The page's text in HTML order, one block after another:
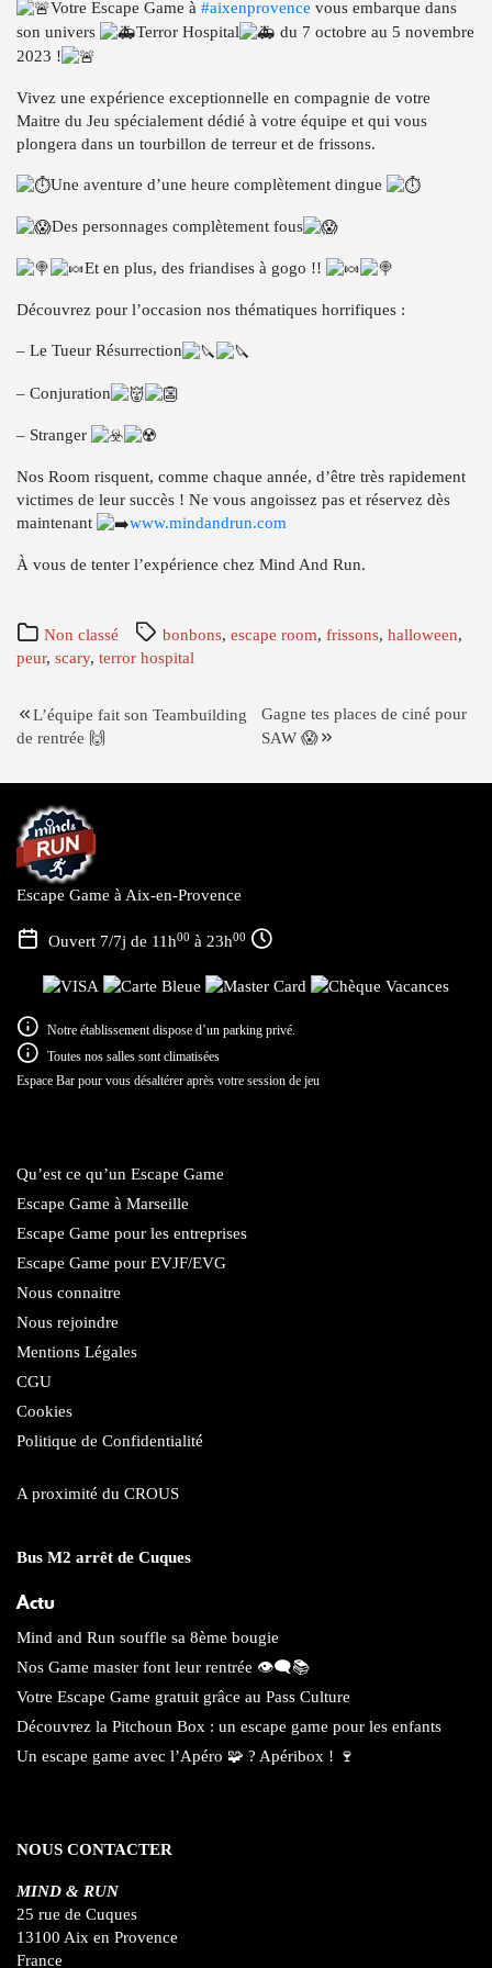
Votre Escape Game à #aixenprovence vous embarque dans
son univers
Terror Hospital
du 7 octobre au 5 novembre
2023 !
Vivez une expérience exceptionnelle en compagnie de votre
Maitre du Jeu spécialement dédié à votre équipe et qui vous
plongera dans un tourbillon de terreur et de frissons.
Une aventure d’une heure complètement dingue
Des personnages complètement fous
Et en plus, des friandises à gogo !!
Découvrez pour l’occasion nos thématiques horrifiques :
– Le Tueur Résurrection
– Conjuration
– Stranger
Nos Room risquent, comme chaque année, d’être très rapidement
victimes de leur succès ! Ne vous angoissez pas et réservez dès
maintenant
www.mindandrun.com
À vous de tenter l’expérience chez Mind And Run.
Non classé bonbons, escape room, frissons, halloween,
peur, scary, terror hospital
Navigation
l’article
L’équipe fait son Teambuilding
de rentrée 🙌
Gagne tes places de ciné pour
SAW 😱
Escape Game à Aix-en-Provence
Ouvert 7/7j de 11h00 à 23h00
Notre établissement dispose d’un parking privé.
Toutes nos salles sont climatisées
Espace Bar pour vous désaltérer après votre session de jeu
Qu’est ce qu’un Escape Game
Escape Game à Marseille
Escape Game pour les entreprises
Escape Game pour EVJF/EVG
Nous connaitre
Nous rejoindre
Mentions Légales
CGU
Cookies
Politique de Confidentialité
A proximité du CROUS
Bus M2 arrêt de Cuques
Actu
Mind and Run souffle sa 8ème bougie
Nos Game master font leur rentrée 👁️‍🗨️📚
Votre Escape Game gratuit grâce au Pass Culture
Découvrez la Pitchoun Box : un escape game pour les enfants
Un escape game avec l’Apéro 🧩 ? Apéribox ! 🍷
NOUS CONTACTER
MIND & RUN
25 rue de Cuques
13100 Aix en Provence
France